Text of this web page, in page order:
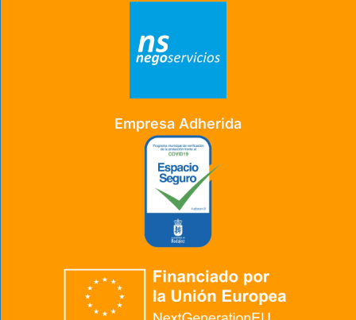
Empresa Adherida